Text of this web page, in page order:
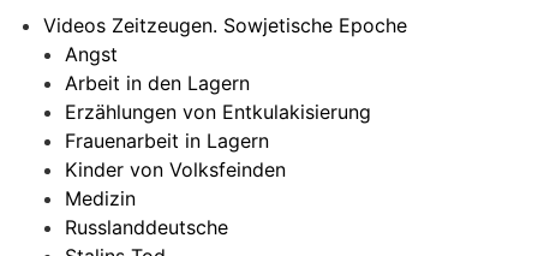
Videos Zeitzeugen. Sowjetische Epoche
Angst
Arbeit in den Lagern
Erzählungen von Entkulakisierung
Frauenarbeit in Lagern
Kinder von Volksfeinden
Medizin
Russlanddeutsche